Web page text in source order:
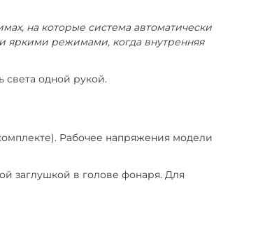
на которые система автоматически
яркими режимами, когда внутренняя
света одной рукой.
Рабочее напряжения модели
заглушкой в голове фонаря. Для